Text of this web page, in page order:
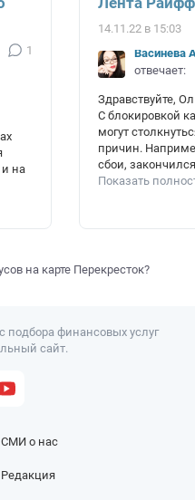
1
и на
14.11.22 в 15:03
Васинёва
отвечает:
Здравствуйте,
С блокировкой
могут
причин.
сбои,
Показать
на карте Перекресток?
подбора финансовых услуг
сайт.
СМИ о нас
Редакция